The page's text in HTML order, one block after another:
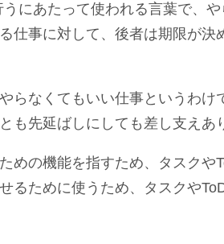
にあたって使われる言葉で、
仕事に対して、後者は期限が決
らなくてもいい仕事というわけ
も先延ばしにしても差し支えあ
めの機能を指すため、タスクや
るために使うため、タスクや